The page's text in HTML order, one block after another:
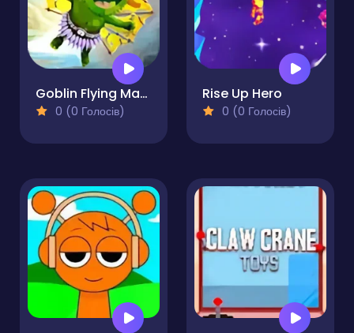
Goblin Flying Machine
0 (0 Голосів)
Rise Up Hero
0 (0 Голосів)